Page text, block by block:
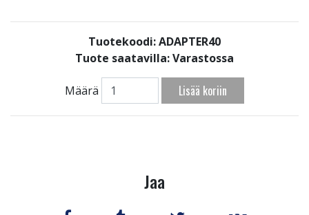
Tuotekoodi: ADAPTER40
Tuote saatavilla:Varastossa
Määrä Lisää koriin
Jaa